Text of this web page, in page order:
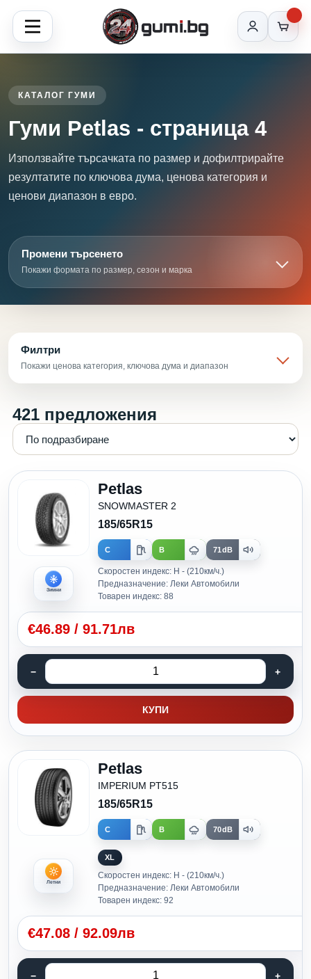
КАТАЛОГ ГУМИ
Гуми Petlas - страница 4
Използвайте търсачката по размер и дофилтрирайте
резултатите по ключова дума, ценова категория и
ценови диапазон в евро.
Промени търсенето
Покажи формата по размер, сезон и марка
Филтри
Покажи ценова категория, ключова дума и диапазон
421 предложения
Зимни
Petlas
SNOWMASTER 2
185/65R15
C B 71dB
Скоростен индекс: H - (210км/ч.)
Предназначение: Леки Автомобили
Товарен индекс: 88
€46.89 / 91.71лв
КУПИ
Летни
Petlas
IMPERIUM PT515
185/65R15
C B 70dB
XL
Скоростен индекс: H - (210км/ч.)
Предназначение: Леки Автомобили
Товарен индекс: 92
€47.08 / 92.09лв